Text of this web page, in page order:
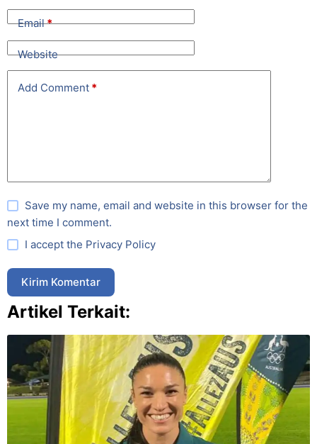
Email*
Website
Add Comment *
Save my name, email and website in this browser for the
next time I comment.
I accept the Privacy Policy
Kirim Komentar
Artikel Terkait: